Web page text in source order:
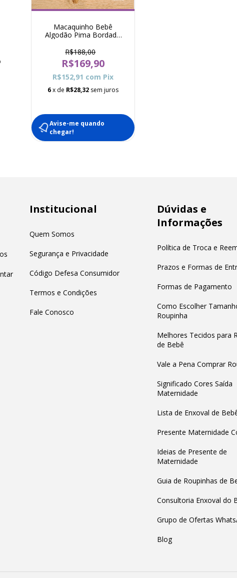
Macaquinho Bebê
Algodão Pima Bordado
Rosa
R$188,00
R$169,90
R$152,91 com Pix
6x de R$28,32 sem juros
Avise-me quando
chegar!
Institucional
Quem Somos
Segurança e Privacidade
Código Defesa Consumidor
Termos e Condições
Fale Conosco
Dúvidas e
Informações
Política de Troca e
Prazos e Formas de
Formas de Pagamento
Como Escolher
Roupinha
Melhores Tecidos para
de Bebê
Vale a Pena Comprar
Significado Cores Saída
Maternidade
Lista de Enxoval de
Presente Maternidade
Ideias de Presente de
Maternidade
Guia de Roupinhas de
Consultoria Enxoval do
Grupo de Ofertas
Blog